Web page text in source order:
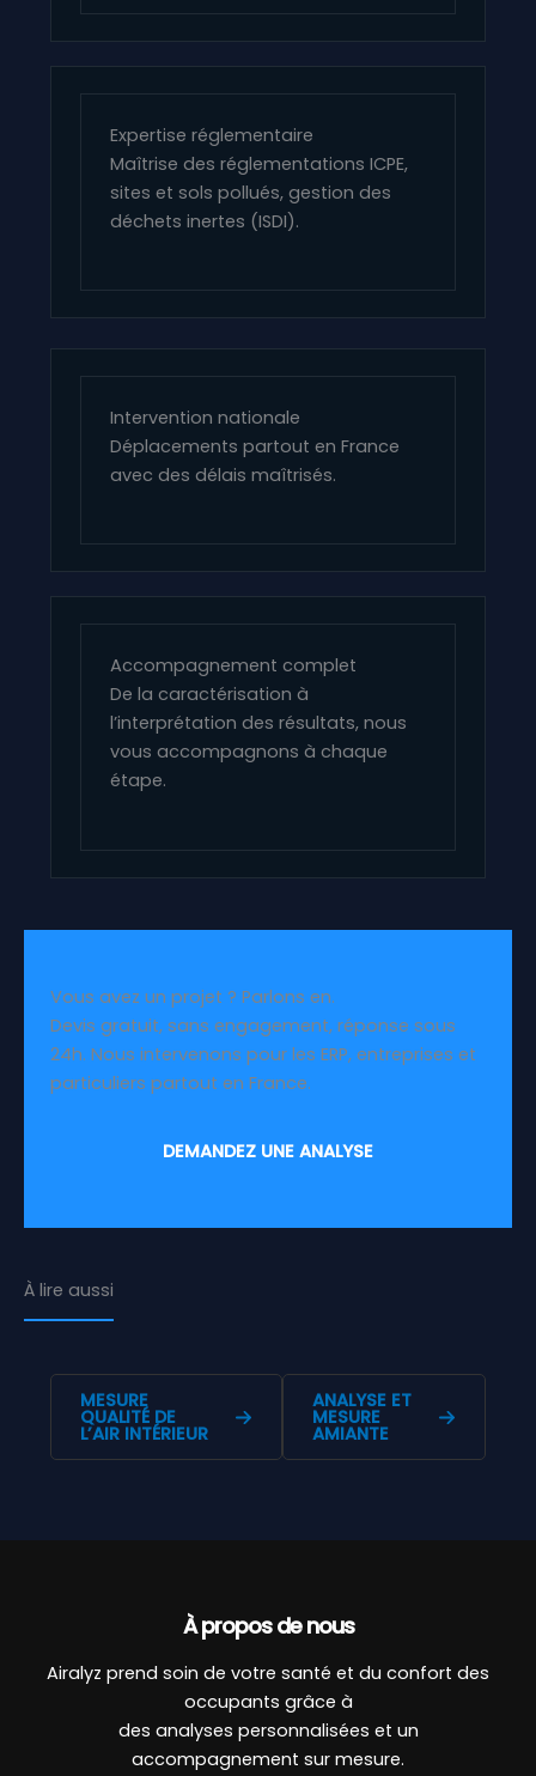
Expertise réglementaire
Maîtrise des réglementations ICPE,
sites et sols pollués, gestion des
déchets inertes (ISDI).
Intervention nationale
Déplacements partout en France
avec des délais maîtrisés.
Accompagnement complet
De la caractérisation à
l’interprétation des résultats, nous
vous accompagnons à chaque
étape.
Vous avez un projet ? Parlons en.
Devis gratuit, sans engagement, réponse sous
24h. Nous intervenons pour les ERP, entreprises et
particuliers partout en France.
DEMANDEZ UNE ANALYSE
À lire aussi
MESURE
QUALITÉ DE
L’AIR INTÉRIEUR
ANALYSE ET
MESURE
AMIANTE
À propos de nous
Airalyz prend soin de votre santé et du confort des
occupants grâce à
des analyses personnalisées et un
accompagnement sur mesure.